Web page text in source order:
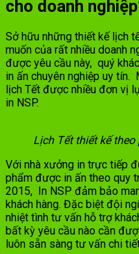
cho doanh
Sở hữu những thiết kế lịch
muốn của rất nhiều doanh
được yêu cầu này, quý
in ấn chuyên nghiệp uy
lịch Tết được nhiều đơn vị
in NSP.
Lịch Tết thiết kế
Với nhà xưởng in trực tiếp
phẩm được in ấn theo quy
2015, In NSP đảm bảo
khách hàng. Đặc biệt đội
nhiệt tình tư vấn hỗ trợ
bất kỳ yêu cầu nào cần
luôn sẵn sàng tư vấn chi